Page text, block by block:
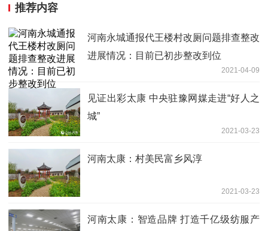
推荐内容
河南永城通报代王楼村改厕问题排查整改
进展情况：目前已初步整改到位
2021-04-09
见证出彩太康 中央驻豫网媒走进“好人之
城”
2021-03-23
河南太康：村美民富乡风淳
2021-03-23
河南太康：智造品牌 打造千亿级纺服产